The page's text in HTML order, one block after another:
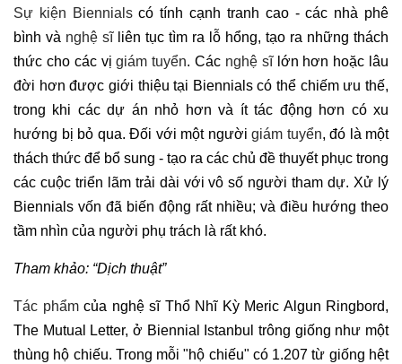
Sự kiện Biennialscó tính cạnh tranh cao - các nhà phê
bình và nghệ sĩliên tục tìm ra lỗ hổng, tạo ra những thách
thức cho các vịgiám tuyển. Các nghệ sĩlớn hơn hoặc lâu
đời hơn được giới thiệu tại Biennials có thể chiếm ưu thế,
trong khi các dự án nhỏ hơn và ít tác động hơn có xu
hướng bị bỏ qua. Đối với một người giám tuyển, đó là một
thách thức để bổ sung - tạo ra các chủ đề thuyết phục trong
các cuộc triển lãm trải dài với vô số người tham dự. Xử lý
Biennials vốn đã biến động rất nhiều; và điều hướng theo
tầm nhìn của người phụ trách là rất khó.
Tham khảo: “Dịch thuật”
Tác phẩmcủa nghệ sĩ Thổ Nhĩ Kỳ Meric Algun Ringbord,
The Mutual Letter, ở Biennial Istanbul trông giống như một
thùng hộ chiếu. Trong mỗi "hộ chiếu" có 1.207 từ giống hệt